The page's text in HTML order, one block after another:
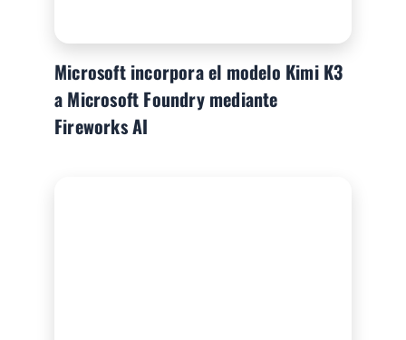
Microsoft incorpora el modelo Kimi K3
a Microsoft Foundry mediante
Fireworks AI